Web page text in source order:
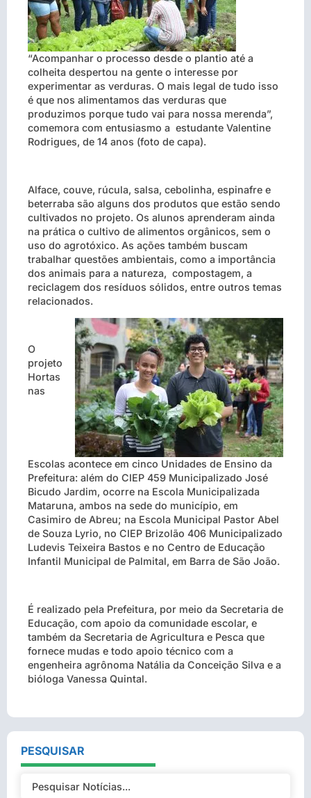
“Acompanhar o processo desde o plantio até a
colheita despertou na gente o interesse por
experimentar as verduras. O mais legal de tudo isso
é que nos alimentamos das verduras que
produzimos porque tudo vai para nossa merenda”,
comemora com entusiasmo a estudante Valentine
Rodrigues, de 14 anos (foto de capa).
Alface, couve, rúcula, salsa, cebolinha, espinafre e
beterraba são alguns dos produtos que estão sendo
cultivados no projeto. Os alunos aprenderam ainda
na prática o cultivo de alimentos orgânicos, sem o
uso do agrotóxico. As ações também buscam
trabalhar questões ambientais, como a importância
dos animais para a natureza, compostagem, a
reciclagem dos resíduos sólidos, entre outros temas
relacionados.
O
projeto
Hortas
nas
Escolas acontece em cinco Unidades de Ensino da
Prefeitura: além do CIEP 459 Municipalizado José
Bicudo Jardim, ocorre na Escola Municipalizada
Mataruna, ambos na sede do município, em
Casimiro de Abreu; na Escola Municipal Pastor Abel
de Souza Lyrio, no CIEP Brizolão 406 Municipalizado
Ludevis Teixeira Bastos e no Centro de Educação
Infantil Municipal de Palmital, em Barra de São João.
É realizado pela Prefeitura, por meio da Secretaria de
Educação, com apoio da comunidade escolar, e
também da Secretaria de Agricultura e Pesca que
fornece mudas e todo apoio técnico com a
engenheira agrônoma Natália da Conceição Silva e a
bióloga Vanessa Quintal.
PESQUISAR